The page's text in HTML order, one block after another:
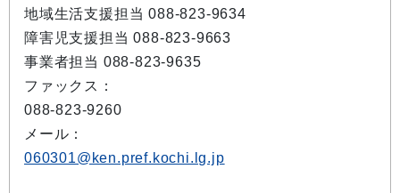
地域生活支援担当 088-823-9634
障害児支援担当 088-823-9663
事業者担当 088-823-9635
ファックス：
088-823-9260
メール：
060301@ken.pref.kochi.lg.jp